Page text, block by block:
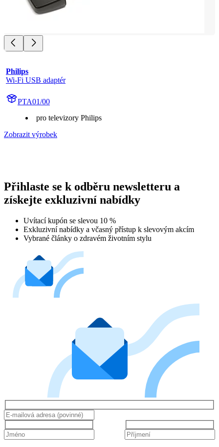
Philips
Wi-Fi USB adaptér
PTA01/00
pro televizory Philips
Zobrazit výrobek
Přihlaste se k odběru newsletteru a
získejte exkluzivní nabídky
Uvítací kupón se slevou 10 %
Exkluzivní nabídky a včasný přístup k slevovým akcím
Vybrané články o zdravém životním stylu